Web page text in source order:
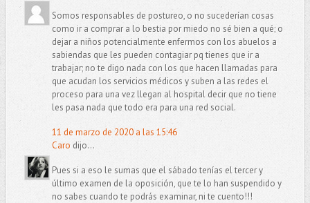
Somos responsables de postureo, o no sucederían cosas
como ir a comprar a lo bestia por miedo no sé bien a qué; o
dejar a niños potencialmente enfermos con los abuelos a
sabiendas que les pueden contagiar pq tienes que ir a
trabajar; no te digo nada con los que hacen llamadas para
que acudan los servicios médicos y suben a las redes el
proceso para una vez llegan al hospital decir que no tiene
les pasa nada que todo era para una red social.
11 de marzo de 2020 a las 15:46
Caro dijo...
Pues si a eso le sumas que el sábado tenías el tercer y
último examen de la oposición, que te lo han suspendido y
no sabes cuando te podrás examinar, ni te cuento!!!